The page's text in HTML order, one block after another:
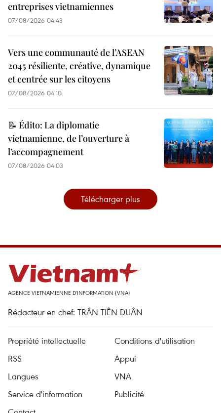
entreprises vietnamiennes
07/08/2026 04:43
Vers une communauté de l’ASEAN
2045 résiliente, créative, dynamique
et centrée sur les citoyens
07/08/2026 04:10
📝 Édito: La diplomatie
vietnamienne, de l’ouverture à
l’accompagnement
07/08/2026 04:03
Télécharger plus
AGENCE VIETNAMIENNE D'INFORMATION (VNA)
Rédacteur en chef: TRÂN TIÊN DUÂN
Propriété intellectuelle
Conditions d'utilisation
RSS
Appui
Langues
VNA
Service d'information
Publicité